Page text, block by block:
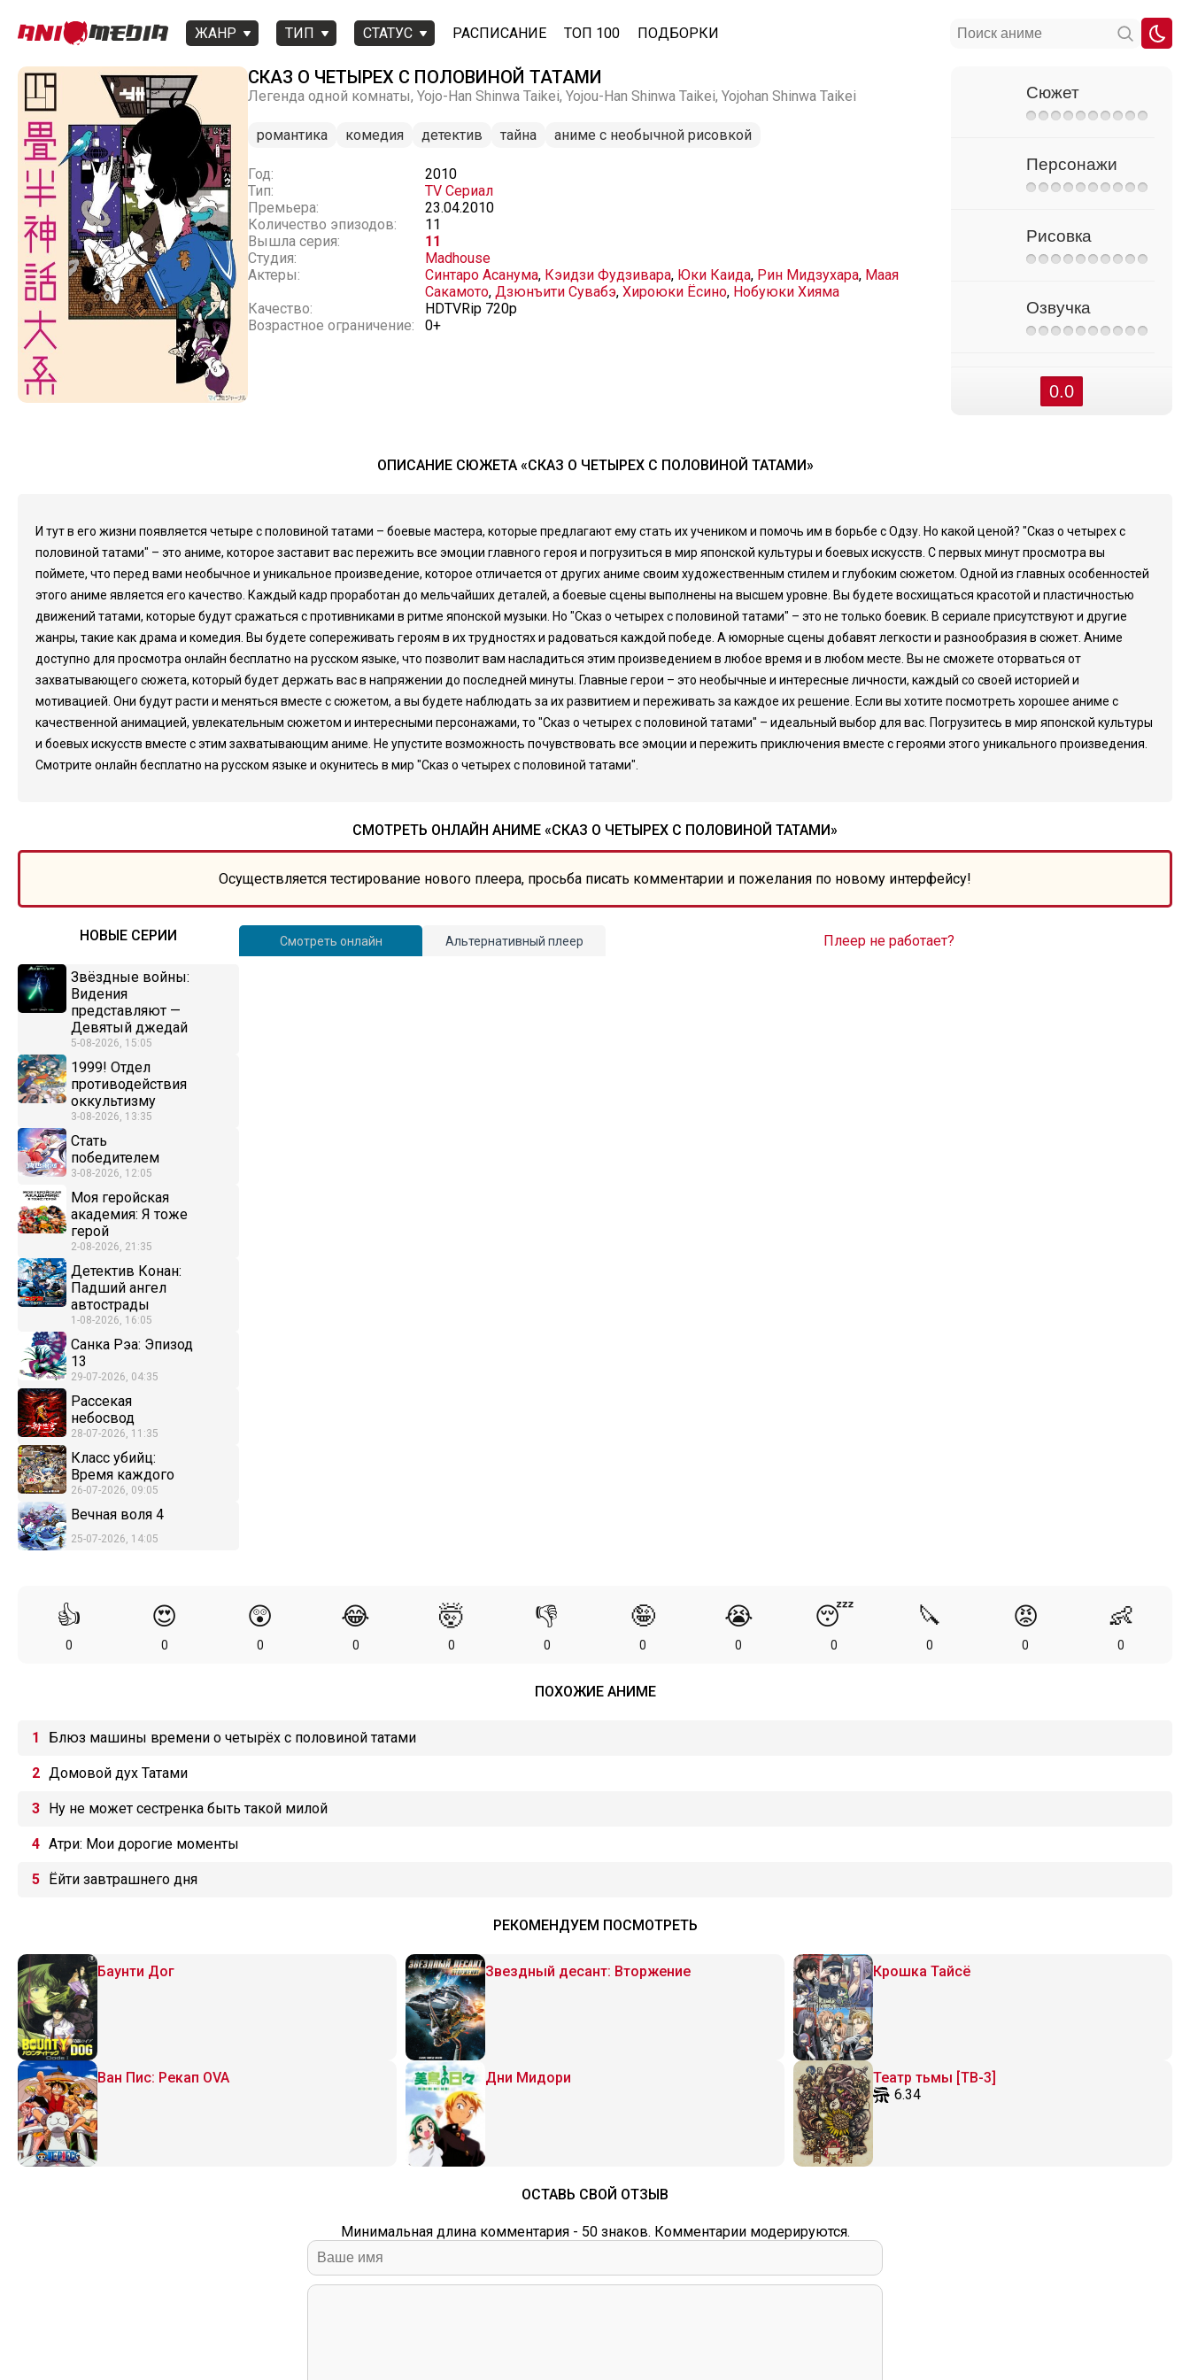
ЖАНР ТИП СТАТУС РАСПИСАНИЕ ТОП 100 ПОДБОРКИ
СКАЗ О ЧЕТЫРЕХ С ПОЛОВИНОЙ ТАТАМИ
Легенда одной комнаты, Yojo-Han Shinwa Taikei, Yojou-Han Shinwa Taikei, Yojohan Shinwa Taikei
романтика комедия детектив тайна аниме с необычной рисовкой
Год:
2010
Тип:
TV Сериал
Премьера:
23.04.2010
Количество эпизодов:
11
Вышла серия:
11
Студия:
Madhouse
Актеры:
Синтаро Асанума, Кэидзи Фудзивара, Юки Каида, Рин Мидзухара, Маая
Сакамото, Дзюнъити Сувабэ, Хироюки Ёсино, Нобуюки Хияма
Качество:
HDTVRip 720p
Возрастное ограничение:
0+
Сюжет
Персонажи
Рисовка
Озвучка
0.0
ОПИСАНИЕ СЮЖЕТА «СКАЗ О ЧЕТЫРЕХ С ПОЛОВИНОЙ ТАТАМИ»
И тут в его жизни появляется четыре с половиной татами – боевые мастера, которые предлагают ему стать их учеником и помочь им в борьбе с Одзу. Но какой ценой? "Сказ о четырех с
половиной татами" – это аниме, которое заставит вас пережить все эмоции главного героя и погрузиться в мир японской культуры и боевых искусств. С первых минут просмотра вы
поймете, что перед вами необычное и уникальное произведение, которое отличается от других аниме своим художественным стилем и глубоким сюжетом. Одной из главных особенностей
этого аниме является его качество. Каждый кадр проработан до мельчайших деталей, а боевые сцены выполнены на высшем уровне. Вы будете восхищаться красотой и пластичностью
движений татами, которые будут сражаться с противниками в ритме японской музыки. Но "Сказ о четырех с половиной татами" – это не только боевик. В сериале присутствуют и другие
жанры, такие как драма и комедия. Вы будете сопереживать героям в их трудностях и радоваться каждой победе. А юморные сцены добавят легкости и разнообразия в сюжет. Аниме
доступно для просмотра онлайн бесплатно на русском языке, что позволит вам насладиться этим произведением в любое время и в любом месте. Вы не сможете оторваться от
захватывающего сюжета, который будет держать вас в напряжении до последней минуты. Главные герои – это необычные и интересные личности, каждый со своей историей и
мотивацией. Они будут расти и меняться вместе с сюжетом, а вы будете наблюдать за их развитием и переживать за каждое их решение. Если вы хотите посмотреть хорошее аниме с
качественной анимацией, увлекательным сюжетом и интересными персонажами, то "Сказ о четырех с половиной татами" – идеальный выбор для вас. Погрузитесь в мир японской культуры
и боевых искусств вместе с этим захватывающим аниме. Не упустите возможность почувствовать все эмоции и пережить приключения вместе с героями этого уникального произведения.
Смотрите онлайн бесплатно на русском языке и окунитесь в мир "Сказ о четырех с половиной татами".
СМОТРЕТЬ ОНЛАЙН АНИМЕ «СКАЗ О ЧЕТЫРЕХ С ПОЛОВИНОЙ ТАТАМИ»
Осуществляется тестирование нового плеера, просьба писать комментарии и пожелания по новому интерфейсу!
НОВЫЕ СЕРИИ
Звёздные войны:
Видения
представляют —
Девятый джедай
5-08-2026, 15:05
1999! Отдел
противодействия
оккультизму
3-08-2026, 13:35
Стать
победителем
3-08-2026, 12:05
Моя геройская
академия: Я тоже
герой
2-08-2026, 21:35
Детектив Конан:
Падший ангел
автострады
1-08-2026, 16:05
Санка Рэа: Эпизод
13
29-07-2026, 04:35
Рассекая
небосвод
28-07-2026, 11:35
Класс убийц:
Время каждого
26-07-2026, 09:05
Вечная воля 4
25-07-2026, 14:05
Смотреть онлайн Альтернативный плеер Плеер не работает?
👍
0
😍
0
😲
0
😂
0
🤯
0
👎
0
🤪
0
😭
0
😴
0
🔪
0
😡
0
👶
0
ПОХОЖИЕ АНИМЕ
Блюз машины времени о четырёх с половиной татами
Домовой дух Татами
Ну не может сестренка быть такой милой
Атри: Мои дорогие моменты
Ёйти завтрашнего дня
РЕКОМЕНДУЕМ ПОСМОТРЕТЬ
Баунти Дог Звездный десант: Вторжение Крошка Тайсё
Ван Пис: Рекап OVA Дни Мидори
Театр тьмы [ТВ-3]
6.34
ОСТАВЬ СВОЙ ОТЗЫВ
Минимальная длина комментария - 50 знаков. Комментарии модерируются.